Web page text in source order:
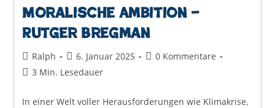
Moralische Ambition –
Rutger Bregman
Beitrags-
Autor:
Ralph
Beitrag
veröffentlicht:
6. Januar 2025
Beitrags-
0 Kommentare
Lesedauer:
3 Min. Lesedauer
In einer Welt voller Herausforderungen wie Klimakrise,